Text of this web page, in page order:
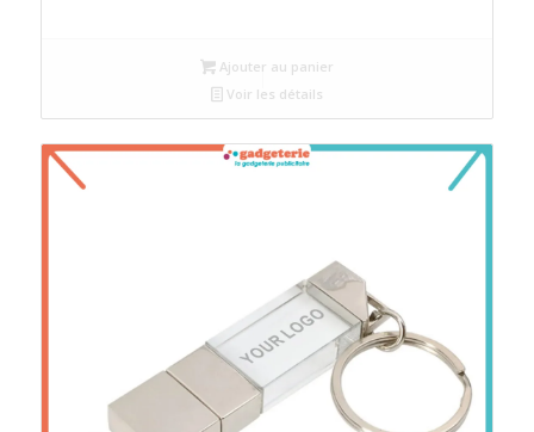
Ajouter au panier
Voir les détails